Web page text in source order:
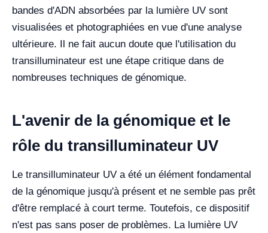
bandes d'ADN absorbées par la lumière UV sont
visualisées et photographiées en vue d'une analyse
ultérieure. Il ne fait aucun doute que l'utilisation du
transilluminateur est une étape critique dans de
nombreuses techniques de génomique.
L'avenir de la génomique et le
rôle du transilluminateur UV
Le transilluminateur UV a été un élément fondamental
de la génomique jusqu'à présent et ne semble pas prêt
d'être remplacé à court terme. Toutefois, ce dispositif
n'est pas sans poser de problèmes. La lumière UV